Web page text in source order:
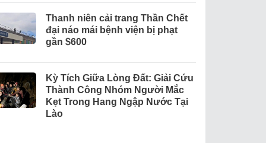
Thanh niên cải trang Thần Chết
đại náo mái bệnh viện bị phạt
gần $600
Kỳ Tích Giữa Lòng Đất: Giải Cứu
Thành Công Nhóm Người Mắc
Kẹt Trong Hang Ngập Nước Tại
Lào